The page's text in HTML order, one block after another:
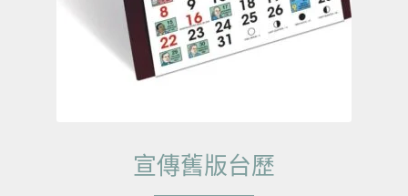
宣傳舊版台歷